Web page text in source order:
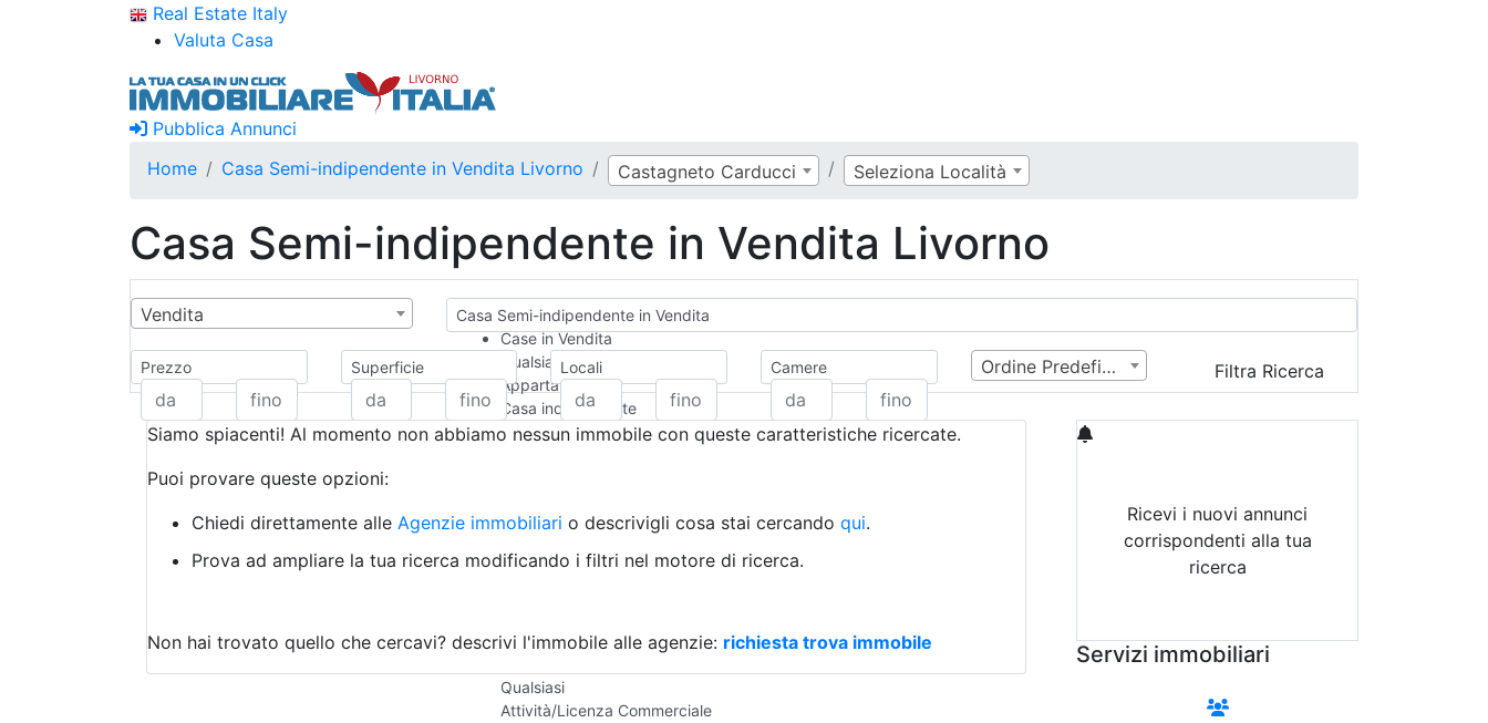
Real Estate Italy
Valuta Casa
Pubblica Annunci
Home
Casa Semi-indipendente in Vendita Livorno Castagneto Carducci Seleziona Località
Casa Semi-indipendente in Vendita Livorno
Vendita
Casa Semi-indipendente in Vendita
Case in Vendita
Qualsiasi
Appartamento
Casa indipendente
Casa Semi-indipendente
Rustico/Casale
Camera d'Albergo
Box/Garage
Qualsiasi
Attività/Licenza Commerciale
Prezzo Superficie Locali Camere Ordine Predefinito Filtra Ricerca
Siamo spiacenti! Al momento non abbiamo nessun immobile con queste caratteristiche ricercate.
Puoi provare queste opzioni:
Chiedi direttamente alle Agenzie immobiliari o descrivigli cosa stai cercando qui.
Prova ad ampliare la tua ricerca modificando i filtri nel motore di ricerca.
Non hai trovato quello che cercavi? descrivi l'immobile alle agenzie: richiesta trova immobile
Ricevi i nuovi annunci
corrispondenti alla tua
ricerca
Servizi immobiliari